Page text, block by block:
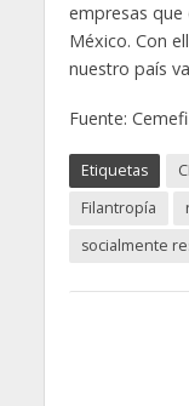
empresas
México. Con
nuestro país
Fuente: Cemefi
Etiquetas
Filantropía
socialmente